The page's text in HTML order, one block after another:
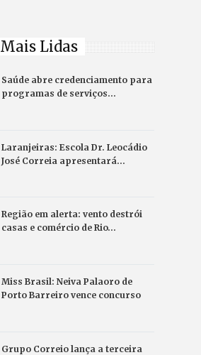
Mais Lidas
Saúde abre credenciamento para
programas de serviços…
Laranjeiras: Escola Dr. Leocádio
José Correia apresentará…
Região em alerta: vento destrói
casas e comércio de Rio…
Miss Brasil: Neiva Palaoro de
Porto Barreiro vence concurso
Grupo Correio lança a terceira